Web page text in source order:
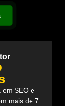
em SEO e
mais de 7